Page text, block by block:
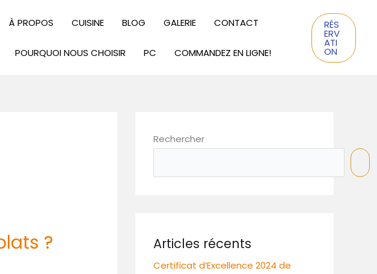
À PROPOS CUISINE BLOG GALERIE CONTACT
POURQUOI NOUS CHOISIR PC COMMANDEZ EN LIGNE!
RÉS
ERV
ATI
ON
?
Rechercher
Articles récents
Certificat d’Excellence 2024 de